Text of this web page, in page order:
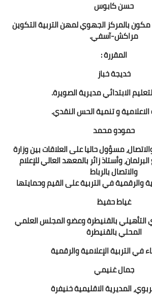
حسن كابوس
مكون بالمركز الجهوي لمهن التربية التكوين
مراكش-آسفي.
المقررة :
خديجة خباز
الابتدائي مديرية الصويرة.
الاعلامية و تنمية الحس النقدي.
حمودو محمد
مسؤول حاليا على العلاقات بين وزارة
وأستاذ زائر بالمعهد العالي للإعلام
والاتصال بالرباط
والرقمية في التربية على القيم وحمايتها
غياط حفيظ
التأهيلي بالقنيطرة وعضو المجلس العلمي
المحلي بالقنيطرة
في التربية الإعلامية والرقمية
جمال غنيمي
المديرية الاقليمية خنيفرة